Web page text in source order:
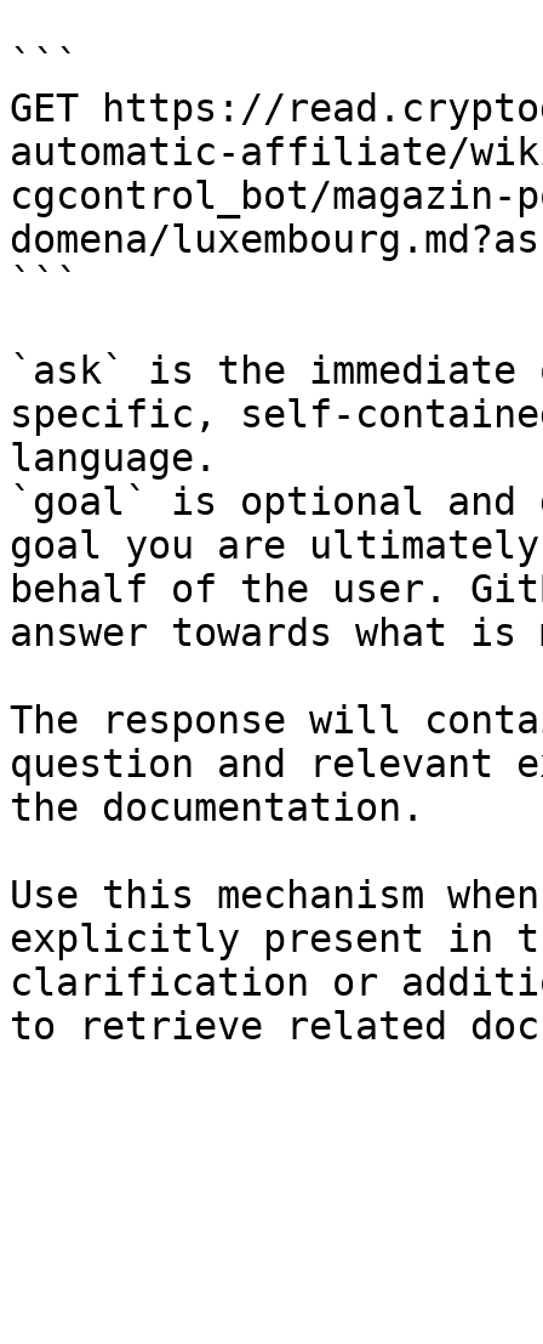
```
GET https://
automatic-affiliate/
cgcontrol_bot/magazin-
domena/
```
`ask` is the
specific, self-
language.
`goal` is optional and
goal you are
behalf of the user.
answer towards what
The response will
question and relevant
the documentation.
Use this mechanism
explicitly present in
clarification or